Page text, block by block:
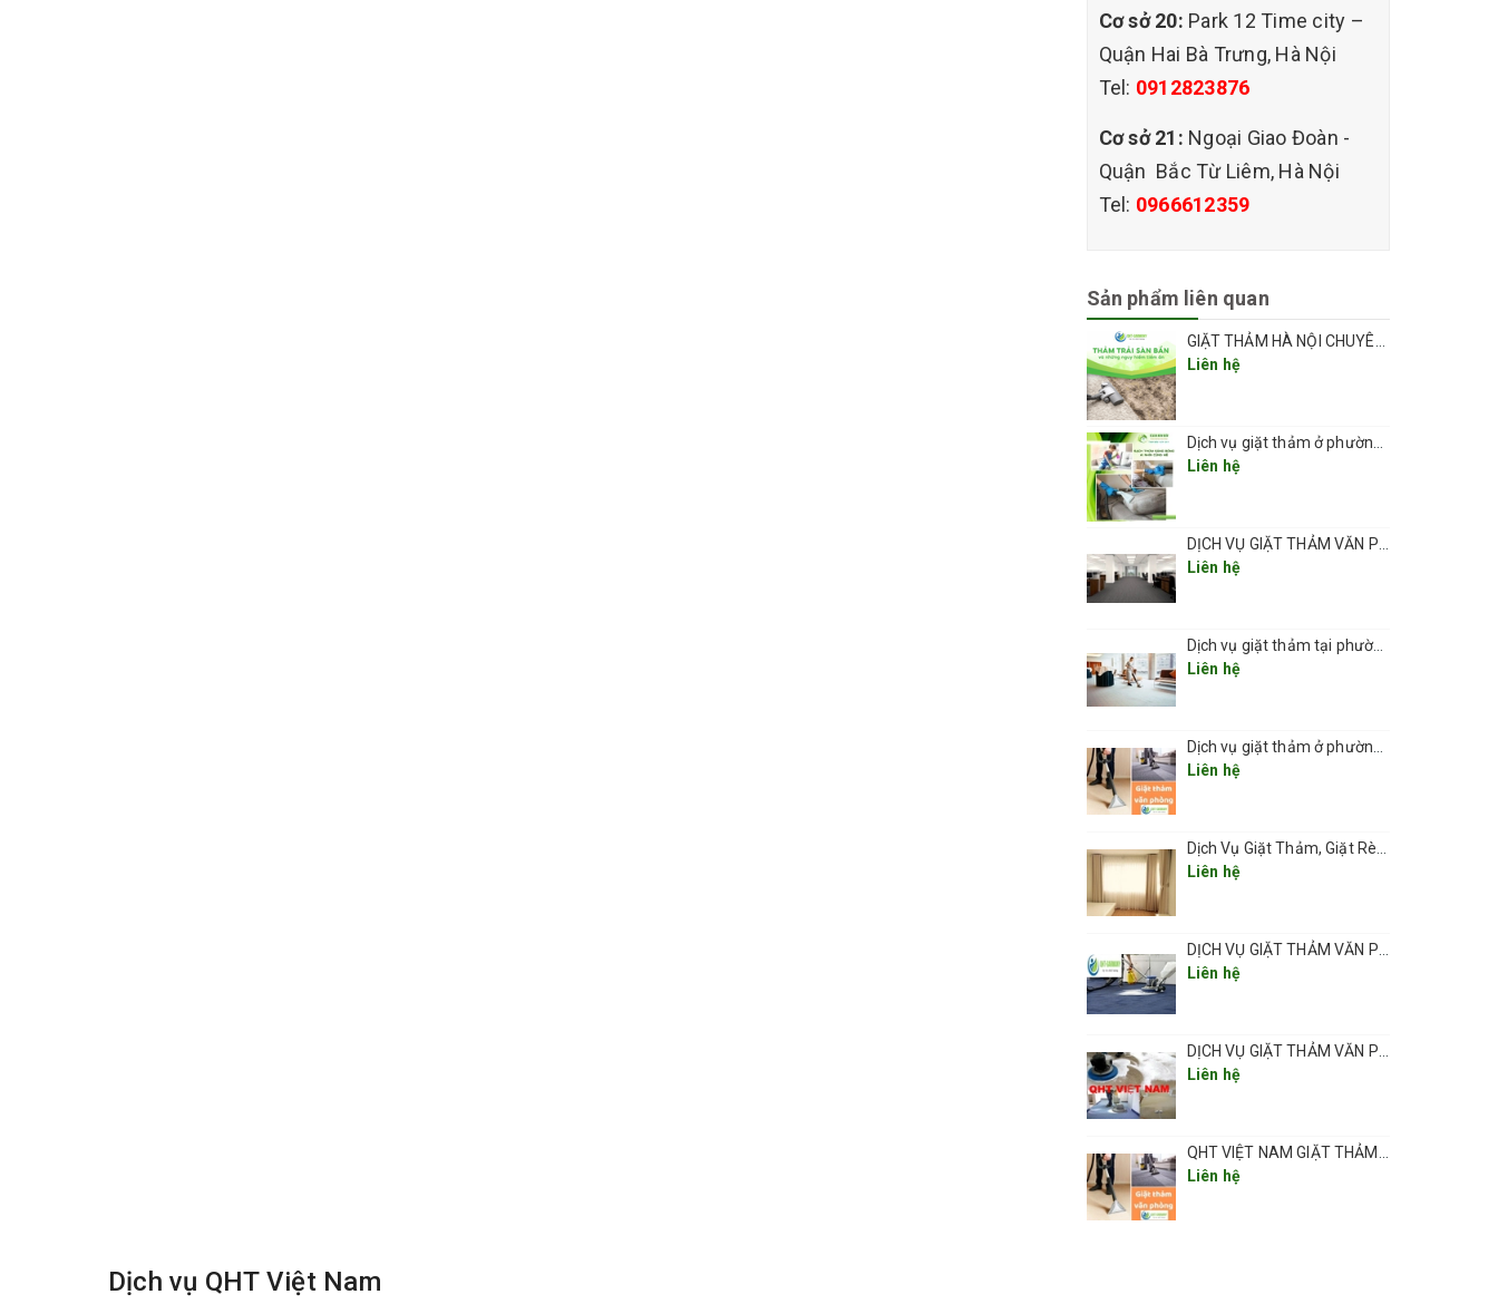
giặt thảm chuyên nghiệp giá rẻ tại đoàn thị điểm đống đa hà nội
Cơ sở 20: Park 12 Time city –
Quận Hai Bà Trưng, Hà Nội
Tel: 0912823876
Cơ sở 21: Ngoại Giao Đoàn -
Quận Bắc Từ Liêm, Hà Nội
Tel: 0966612359
Sản phẩm liên quan
Liên hệ
Liên hệ
Liên hệ
Dịch vụ giặt thảm tại phường Thanh Xuân 2026
Liên hệ
Liên hệ
Liên hệ
Liên hệ
Liên hệ
Liên hệ
Dịch vụ QHT Việt Nam